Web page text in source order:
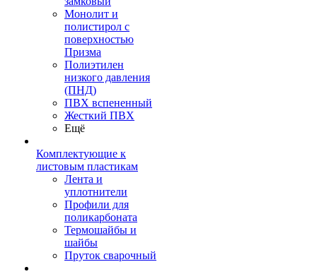
Монолит и
полистирол с
поверхностью
Призма
Полиэтилен
низкого давления
(ПНД)
ПВХ вспененный
Жесткий ПВХ
Ещё
Комплектующие к
листовым пластикам
Лента и
уплотнители
Профили для
поликарбоната
Термошайбы и
шайбы
Пруток сварочный